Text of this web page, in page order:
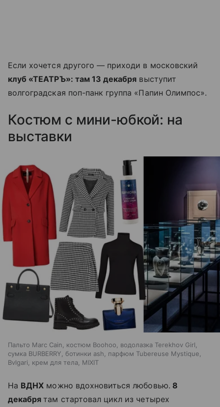
Если хочется другого — приходи в московский
клуб «ТЕАТРЪ»: там 13 декабря выступит
волгоградская поп-панк группа «Папин Олимпос».
Костюм с мини-юбкой: на
выставки
Пальто Marc Cain, костюм Boohoo, водолазка Terekhov Girl,
сумка BURBERRY, ботинки ash, парфюм Tubereuse Mystique,
Bvlgari, крем для тела, MIXIT
На ВДНХ можно вдохновиться любовью. 8
декабрятам стартовал цикл из четырех